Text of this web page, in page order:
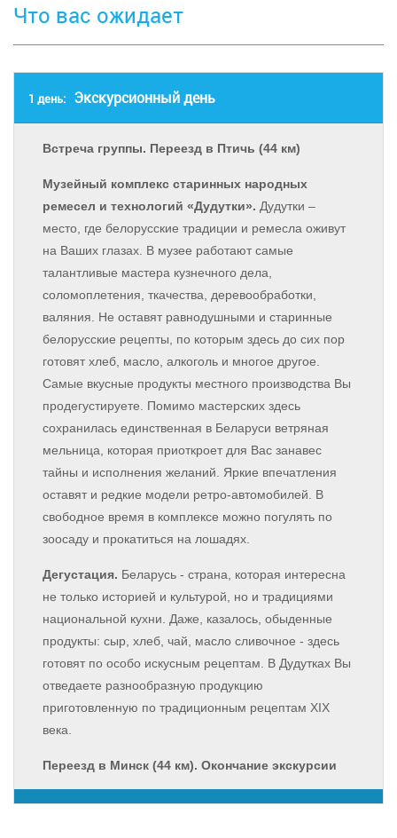
Что вас ожидает
1 день: Экскурсионный день
Встреча группы. Переезд в Птичь (44 км)
Музейный комплекс старинных народных
ремесел и технологий «Дудутки». Дудутки –
место, где белорусские традиции и ремесла оживут
на Ваших глазах. В музее работают самые
талантливые мастера кузнечного дела,
соломоплетения, ткачества, деревообработки,
валяния. Не оставят равнодушными и старинные
белорусские рецепты, по которым здесь до сих пор
готовят хлеб, масло, алкоголь и многое другое.
Самые вкусные продукты местного производства Вы
продегустируете. Помимо мастерских здесь
сохранилась единственная в Беларуси ветряная
мельница, которая приоткроет для Вас занавес
тайны и исполнения желаний. Яркие впечатления
оставят и редкие модели ретро-автомобилей. В
свободное время в комплексе можно погулять по
зоосаду и прокатиться на лошадях.
Дегустация. Беларусь - страна, которая интересна
не только историей и культурой, но и традициями
национальной кухни. Даже, казалось, обыденные
продукты: сыр, хлеб, чай, масло сливочное - здесь
готовят по особо искусным рецептам. В Дудутках Вы
отведаете разнообразную продукцию
приготовленную по традиционным рецептам XIX
века.
Переезд в Минск (44 км). Окончание экскурсии